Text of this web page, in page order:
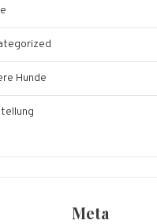
Hunde
Meta